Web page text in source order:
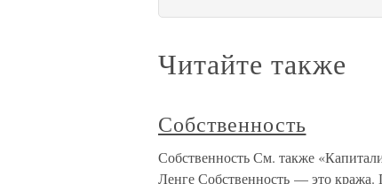
Читайте также
Собственность
Собственность См. также
Ленге Собственность — это